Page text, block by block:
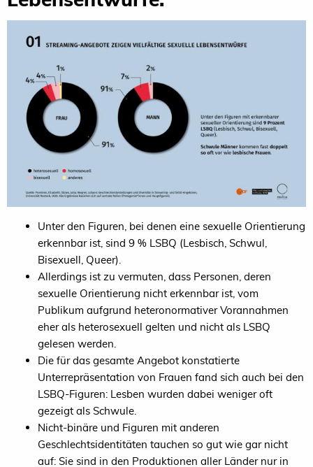
Unter den Figuren, bei denen eine sexuelle Orientierung
erkennbar ist, sind 9 % LSBQ (Lesbisch, Schwul,
Bisexuell, Queer).
Allerdings ist zu vermuten, dass Personen, deren
sexuelle Orientierung nicht erkennbar ist, vom
Publikum aufgrund heteronormativer Vorannahmen
eher als heterosexuell gelten und nicht als LSBQ
gelesen werden.
Die für das gesamte Angebot konstatierte
Unterrepräsentation von Frauen fand sich auch bei den
LSBQ-Figuren: Lesben wurden dabei weniger oft
gezeigt als Schwule.
Nicht-binäre und Figuren mit anderen
Geschlechtsidentitäten tauchen so gut wie gar nicht
auf: Sie sind in den Produktionen aller Länder nur in